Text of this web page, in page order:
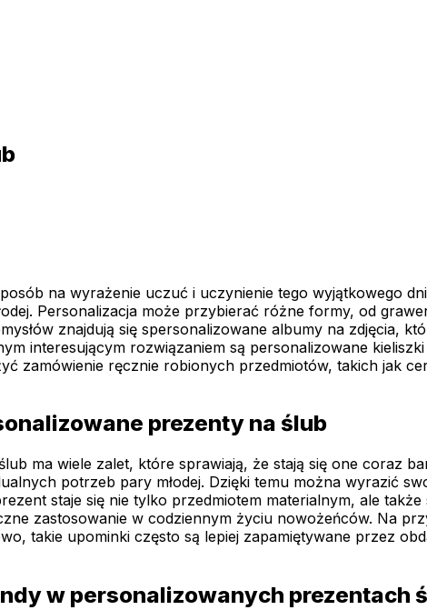
na wyrażenie uczuć i uczynienie tego wyjątkowego
Personalizacja może przybierać różne formy, od
znajdują się spersonalizowane albumy na zdjęcia,
interesującym rozwiązaniem są personalizowane
zamówienie ręcznie robionych przedmiotów, takich jak
prezenty na ślub
ma wiele zalet, które sprawiają, że stają się one coraz
potrzeb pary młodej. Dzięki temu można wyrazić
staje się nie tylko przedmiotem materialnym, ale
zastosowanie w codziennym życiu nowożeńców. Na
takie upominki często są lepiej zapamiętywane przez
w personalizowanych prezentach